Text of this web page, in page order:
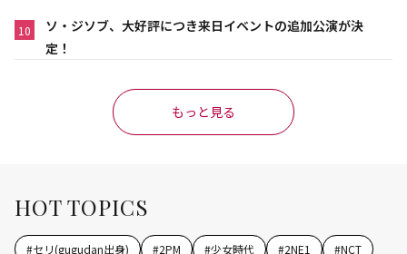
10
ソ・ジソブ、大好評につき来日イベントの追加公演が決
定！
もっと見る
HOT TOPICS
#セリ(gugudan出身) #2PM #少女時代 #2NE1 #NCT